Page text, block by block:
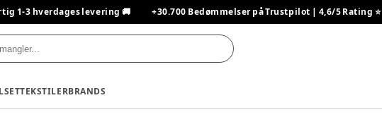
1-3 hverdages levering 🚚 +30.700 Bedømmelser på Trustpilot | 4,6/5 Rating ⭐️
TEKSTILERBRANDS